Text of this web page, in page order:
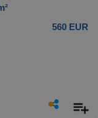
560 EUR